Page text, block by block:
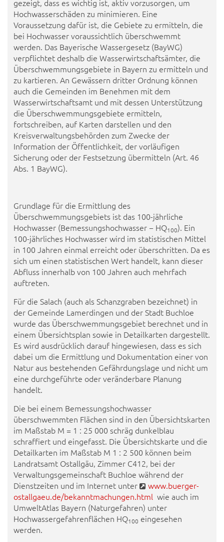
gezeigt, dass es wichtig ist, aktiv vorzusorgen, um
Hochwasserschäden zu minimieren. Eine
Voraussetzung dafür ist, die Gebiete zu ermitteln, die
bei Hochwasser voraussichtlich überschwemmt
werden. Das Bayerische Wassergesetz (BayWG)
verpflichtet deshalb die Wasserwirtschaftsämter, die
Überschwemmungsgebiete in Bayern zu ermitteln und
zu kartieren. An Gewässern dritter Ordnung können
auch die Gemeinden im Benehmen mit dem
Wasserwirtschaftsamt und mit dessen Unterstützung
die Überschwemmungsgebiete ermitteln,
fortschreiben, auf Karten darstellen und den
Kreisverwaltungsbehörden zum Zwecke der
Information der Öffentlichkeit, der vorläufigen
Sicherung oder der Festsetzung übermitteln (Art. 46
Abs. 1 BayWG).
Grundlage für die Ermittlung des
Überschwemmungsgebiets ist das 100-jährliche
Hochwasser (Bemessungshochwasser − HQ100). Ein
100-jährliches Hochwasser wird im statistischen Mittel
in 100 Jahren einmal erreicht oder überschritten. Da es
sich um einen statistischen Wert handelt, kann dieser
Abfluss innerhalb von 100 Jahren auch mehrfach
auftreten.
Für die Salach (auch als Schanzgraben bezeichnet) in
der Gemeinde Lamerdingen und der Stadt Buchloe
wurde das Überschwemmungsgebiet berechnet und in
einem Übersichtsplan sowie in Detailkarten dargestellt.
Es wird ausdrücklich darauf hingewiesen, dass es sich
dabei um die Ermittlung und Dokumentation einer von
Natur aus bestehenden Gefährdungslage und nicht um
eine durchgeführte oder veränderbare Planung
handelt.
Die bei einem Bemessungshochwasser
überschwemmten Flächen sind in den Übersichtskarten
im Maßstab M = 1 : 25 000 schräg dunkelblau
schraffiert und eingefasst. Die Übersichtskarte und die
Detailkarten im Maßstab M 1 : 2 500 können beim
Landratsamt Ostallgäu, Zimmer C412, bei der
Verwaltungsgemeinschaft Buchloe während der
Dienstzeiten und im Internet unter
www.buerger-
ostallgaeu.de/bekanntmachungen.html wie auch im
UmweltAtlas Bayern (Naturgefahren) unter
Hochwassergefahrenflächen HQ100 eingesehen
werden.